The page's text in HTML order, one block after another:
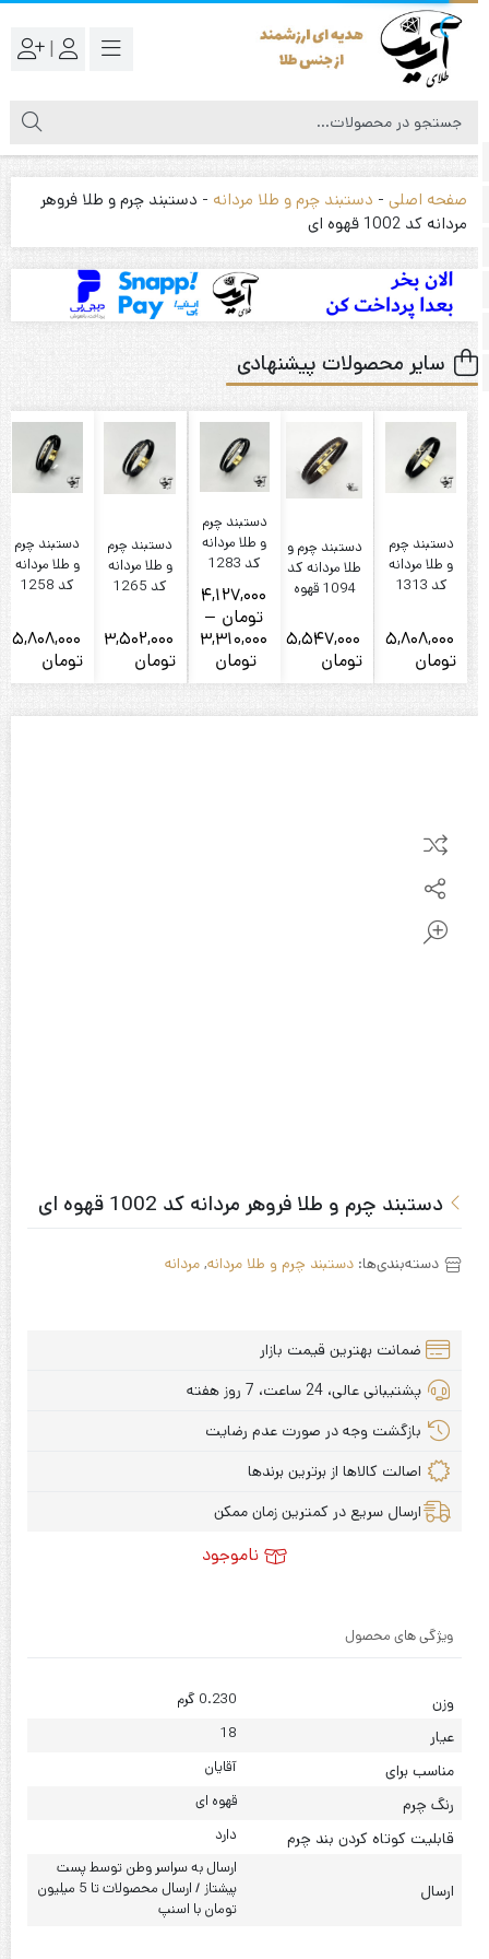
|
صفحه اصلی- دستبند چرم و طلا مردانه- دستبند چرم و طلا فروهر
مردانه کد 1002 قهوه ای
سایر محصولات پیشنهادی
دستبند چرم
و طلا مردانه
کد 1313
5,808,000
تومان
دستبند چرم و
طلا مردانه کد
1094 قهوه
5,547,000
تومان
دستبند چرم
و طلا مردانه
کد 1283
4,127,000
تومان –
3,310,000
تومانPrice
range:
دستبند چرم
و طلا مردانه
کد 1265
3,502,000
تومان
دستبند چرم
و طلا مردانه
کد 1258
5,808,000
تومان
دستبند چرم و طلا فروهر مردانه کد 1002 قهوه ای
دسته‌بندی‌ها:دستبند چرم و طلا مردانه,مردانه
ضمانت بهترین قیمت بازار
پشتیبانی عالی، 24 ساعت، 7 روز هفته
بازگشت وجه در صورت عدم رضایت
اصالت کالاها از برترین برندها
ارسال سریع در کمترین زمان ممکن
ناموجود
ویژگی های محصول
وزن 0.230 گرم
عیار 18
مناسب برای آقایان
رنگ چرم قهوه ای
قابلیت کوتاه کردن بند چرم دارد
ارسال
ارسال به سراسر وطن توسط پست
پیشتاز / ارسال محصولات تا 5 میلیون
تومان با اسنپ